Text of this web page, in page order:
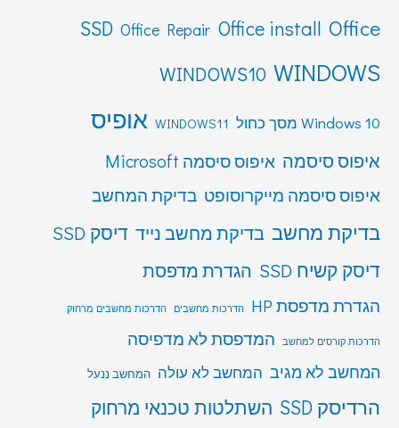
Office
Office install
Office Repair
SSD
WINDOWS
WINDOWS10
Windows 10 מסך כחול WINDOWS11 אופיס
איפוס סיסמה איפוס סיסמה Microsoft
איפוס סיסמה מייקרוסופט בדיקת המחשב
בדיקת מחשב בדיקת מחשב נייד דיסק SSD
דיסק קשיח SSD
הגדרת מדפסת
הגדרת מדפסת HP הדרכות מחשבים הדרכות מחשבים מרחוק
הדרכות קורסים למחשב המדפסת לא מדפיסה
המחשב לא מגיב המחשב לא עולה המחשב ננעל
הרדיסק SSD
השתלטות טכנאי מרחוק